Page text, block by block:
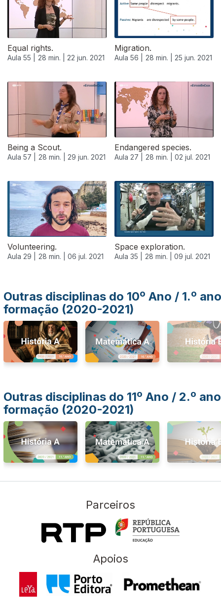
Equal rights.
Aula 55 | 28 min. | 22 jun. 2021
Migration.
Aula 56 | 28 min. | 25 jun. 2021
Being a Scout.
Aula 57 | 28 min. | 29 jun. 2021
Endangered species.
Aula 27 | 28 min. | 02 jul. 2021
554865
Volunteering.
Aula 29 | 28 min. | 06 jul. 2021
Space exploration.
Aula 35 | 28 min. | 09 jul. 2021
556417
Outras disciplinas do 10º Ano / 1.º ano
formação (2020-2021)
Outras disciplinas do 11º Ano / 2.º ano
formação (2020-2021)
Parceiros
Apoios